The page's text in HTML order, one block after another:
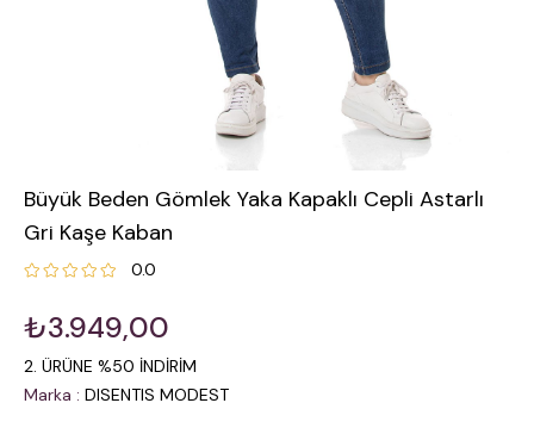
Büyük Beden Gömlek Yaka Kapaklı Cepli Astarlı
Gri Kaşe Kaban
0.0
₺3.949,00
2. ÜRÜNE %50 İNDİRİM
Marka : DISENTIS MODEST